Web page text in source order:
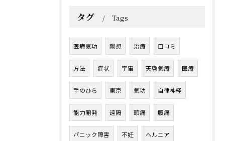
タグ Tags
医療気功 瞑想 治療 口コミ
方法 症状 宇宙 天啓気療 医療
手のひら 東京 気功 自律神経
能力開発 遠隔 頭痛 腰痛
パニック障害 不妊 ヘルニア